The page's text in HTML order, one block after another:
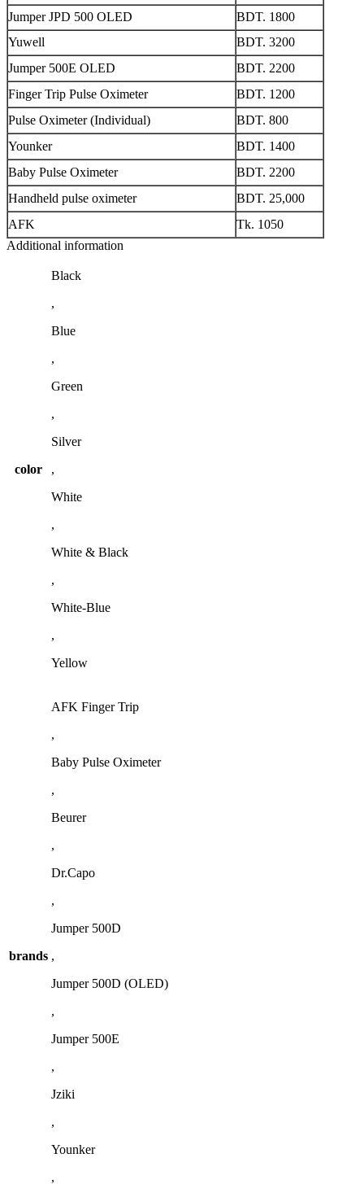
Jumper JPD 500 OLED
BDT. 1800
Yuwell
BDT. 3200
Jumper 500E OLED
BDT. 2200
Finger Trip Pulse Oximeter
BDT. 1200
Pulse Oximeter (Individual)
BDT. 800
Younker
BDT. 1400
Baby Pulse Oximeter
BDT. 2200
Handheld pulse oximeter
BDT. 25,000
AFK
Tk. 1050
Additional information
color
Black
,
Blue
,
Green
,
Silver
,
White
,
White & Black
,
White-Blue
,
Yellow
brands
AFK Finger Trip
,
Baby Pulse Oximeter
,
Beurer
,
Dr.Capo
,
Jumper 500D
,
Jumper 500D (OLED)
,
Jumper 500E
,
Jziki
,
Younker
,